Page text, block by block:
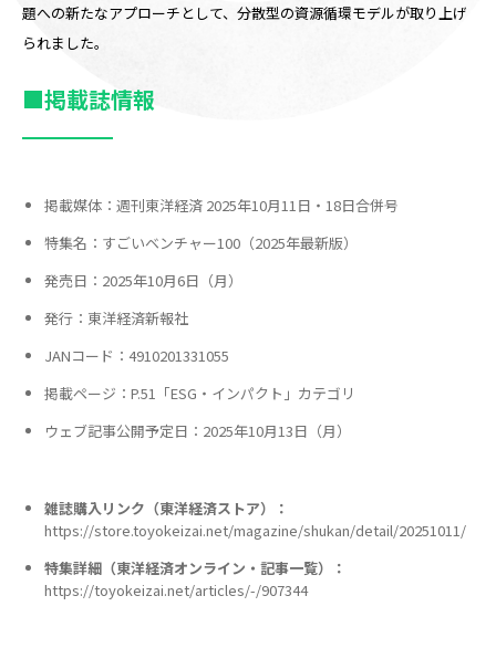
題への新たなアプローチとして、分散型の資源循環モデルが取り上げ
られました。
■掲載誌情報
掲載媒体：週刊東洋経済 2025年10月11日・18日合併号
特集名：すごいベンチャー100（2025年最新版）
発売日：2025年10月6日（月）
発行：東洋経済新報社
JANコード：4910201331055
掲載ページ：P.51「ESG・インパクト」カテゴリ
ウェブ記事公開予定日：2025年10月13日（月）
雑誌購入リンク（東洋経済ストア）：
https://store.toyokeizai.net/magazine/shukan/detail/20251011/
特集詳細（東洋経済オンライン・記事一覧）：
https://toyokeizai.net/articles/-/907344